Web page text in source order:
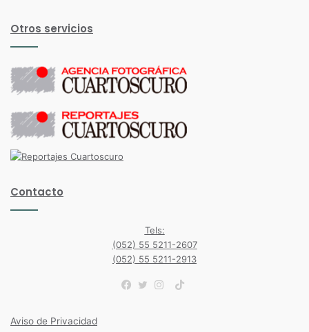
Otros servicios
Contacto
Tels:
(052) 55 5211-2607
(052) 55 5211-2913
TikTok
Aviso de Privacidad